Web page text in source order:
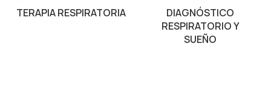
TERAPIA RESPIRATORIA
DIAGNÓSTICO
RESPIRATORIO Y
SUEÑO